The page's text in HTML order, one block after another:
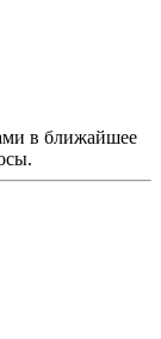
в ближайшее